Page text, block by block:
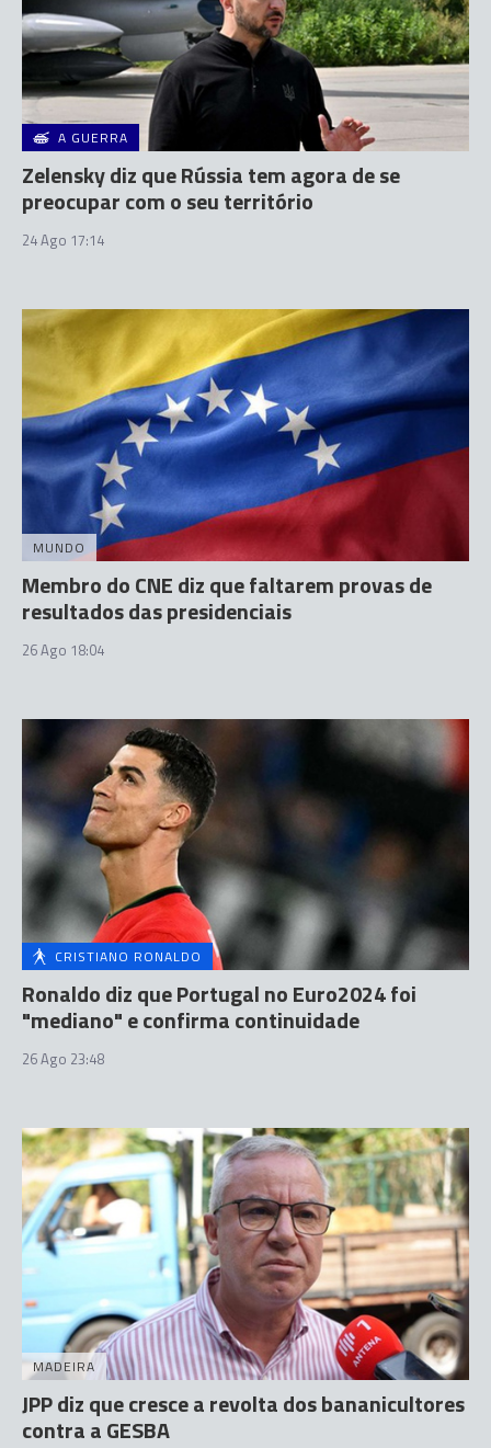
A GUERRA
Zelensky diz que Rússia tem agora de se
preocupar com o seu território
24 Ago 17:14
MUNDO
Membro do CNE diz que faltarem provas de
resultados das presidenciais
26 Ago 18:04
CRISTIANO RONALDO
Ronaldo diz que Portugal no Euro2024 foi
"mediano" e confirma continuidade
26 Ago 23:48
MADEIRA
JPP diz que cresce a revolta dos bananicultores
contra a GESBA